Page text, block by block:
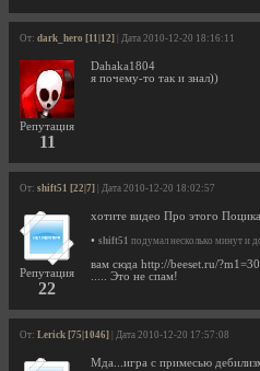
От: dark_hero [11|12] | Дата 2010-12-20 18:16:11
Репутация
11
Dahaka1804
я почему-то так и знал))
От: shift51 [22|7] | Дата 2010-12-20 18:02:57
Репутация
22
хотите видео Про этого
• shift51 подумал несколько минут и
вам сюда http://beeset.ru/
..... Это не спам!
От: Lerick [75|1046] | Дата 2010-12-20 17:57:08
Мда...игра с примесью